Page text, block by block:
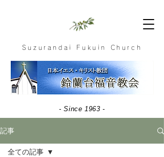
Suzurandai Fukuin Church
- Since 1963 -
記事
全ての記事